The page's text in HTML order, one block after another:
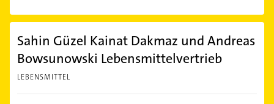
Sahin Güzel Kainat Dakmaz und Andreas
Bowsunowski Lebensmittelvertrieb
LEBENSMITTEL